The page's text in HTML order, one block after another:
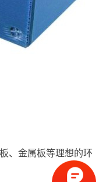
金属板等理想的环